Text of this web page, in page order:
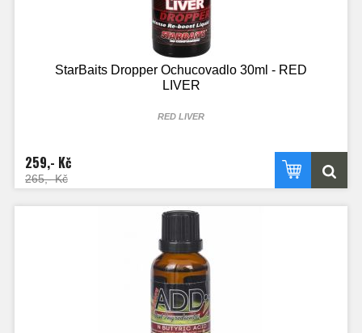
StarBaits Dropper Ochucovadlo 30ml - RED
LIVER
RED LIVER
přírodních výtažků. Díky své menší hustotě než voda se velice rychle šíří.
Dropper slouží pro ochucení a aromatizování neutrálních Pop-up nástrah,
nástrah na Zig Rig nebo partiklu. Díky své vysoké koncentraci stačí jen pár
kapek pro vytvoření své vlastní unikátní nástrahy. Příchuť Red Liver.
259,- Kč
265,- Kč